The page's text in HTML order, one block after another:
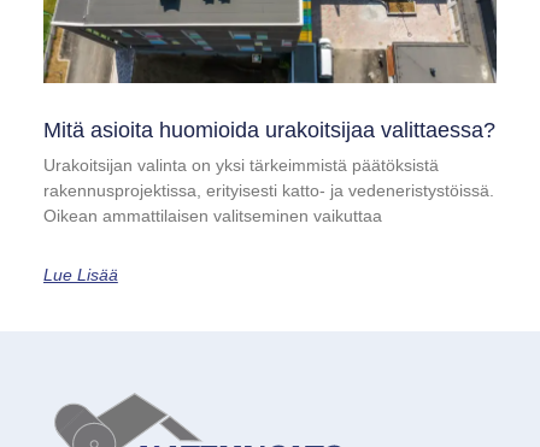
Mitä asioita huomioida urakoitsijaa valittaessa?
Urakoitsijan valinta on yksi tärkeimmistä päätöksistä
rakennusprojektissa, erityisesti katto- ja vedeneristystöissä.
Oikean ammattilaisen valitseminen vaikuttaa
Lue Lisää